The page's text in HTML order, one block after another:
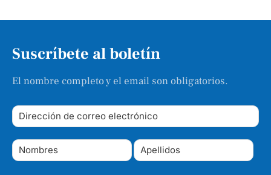
Suscríbete al boletín
El nombre completo y el email son obligatorios.